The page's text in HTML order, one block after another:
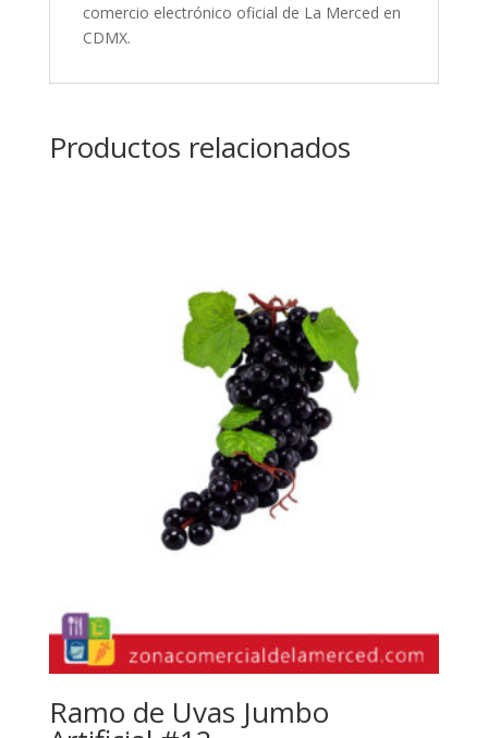
comercio electrónico oficial de La Merced en
CDMX.
Productos relacionados
Ramo de Uvas Jumbo